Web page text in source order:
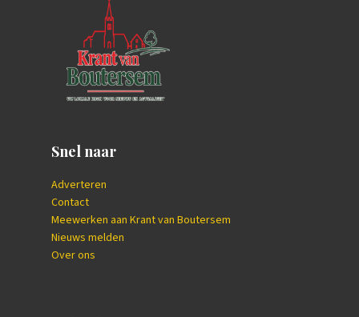
Snel naar
Adverteren
Contact
Meewerken aan Krant van Boutersem
Nieuws melden
Over ons